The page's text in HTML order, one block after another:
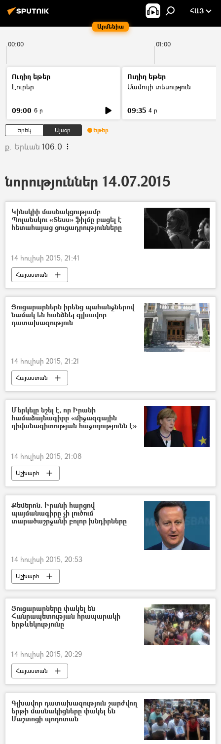
Արմենիա
ՀԱՅ
00:00 01:00
Ուղիղ եթեր
Լուրեր
09:00 6 ր
Ուղիղ եթեր
Մամուլի տեսություն
09:35 4 ր
Երեկ Այսօր Եթեր
ք. Երևան 106.0
նորություններ 14.07.2015
Կինսկիի մասնակցությամբ
Պոլանսկու «Տեսս» ֆիլմը բացել է
հետահայաց ցուցադրությունները
14 հուլիսի 2015, 21:41
Հայաստան
Ցուցարարներն իրենց պահանջներով
նամակ են հանձնել գլխավոր
դատախազություն
14 հուլիսի 2015, 21:21
Հայաստան
Մերկելը նշել է, որ Իրանի
համաձայնագիրը «միջազգային
դիվանագիտության հաջողությունն է»
14 հուլիսի 2015, 21:08
Աշխարհ
Քեմերոն. Իրանի հարցով
պայմանագիրը չի լուծում
տարածաշրջանի բոլոր խնդիրները
14 հուլիսի 2015, 20:53
Աշխարհ
Ցուցարարները փակել են
Հանրապետության հրապարակի
երթևեկությունը
14 հուլիսի 2015, 20:29
Հայաստան
Գլխավոր դատախազություն շարժվող
երթի մասնակիցները փակել են
Մաշտոցի պողոտան